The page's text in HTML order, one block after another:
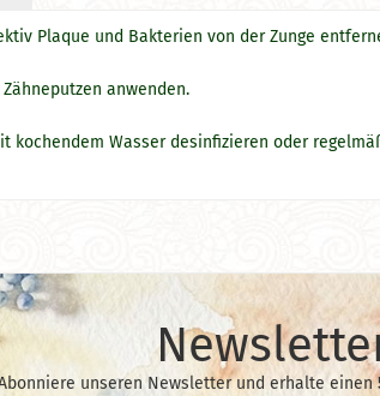
Plaque und Bakterien von der Zunge
anwenden.
kochendem Wasser desinfizieren oder
unseren Newsletter und erhalte einen